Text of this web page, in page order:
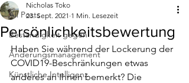
All Posts
Beständigkeit gegen
Änderungsmanagement
Künstliche Intelligenz
Persönlichkeitsbewertung
Nicholas Toko
23. Sept. 2021 1 Min. Lesezeit
Haben Sie während der Lockerung der
COVID19-Beschränkungen etwas
anderes an Ihnen bemerkt? Die